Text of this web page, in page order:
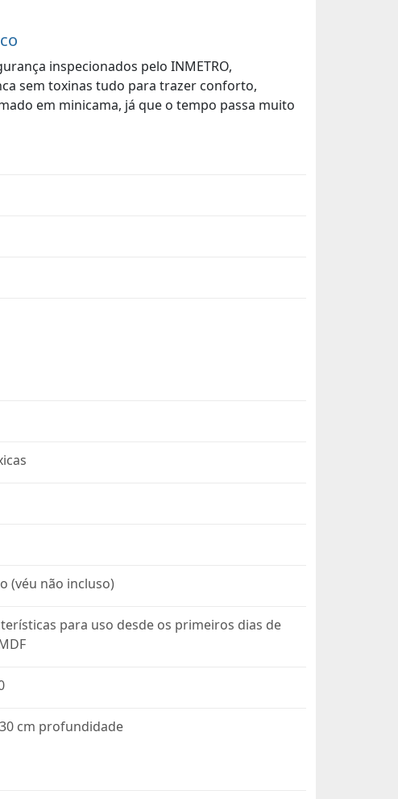
inspecionados pelo INMETRO,
sem toxinas tudo para trazer conforto,
em minicama, já que o tempo passa muito
(véu não incluso)
para uso desde os primeiros dias de
cm profundidade